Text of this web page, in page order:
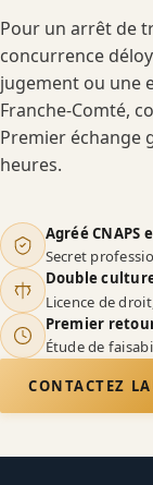
Pour un arrêt de
concurrence
jugement ou une
Franche-Comté,
Premier échange
heures.
Agréé
Secret
Double
Licence de
Premier
Étude de
CONTACTEZ